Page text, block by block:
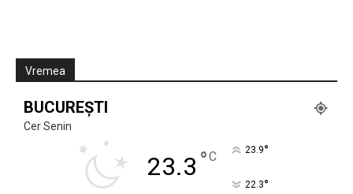
Vremea
BUCUREȘTI
Cer Senin
23.3 °C 23.9°
22.3°